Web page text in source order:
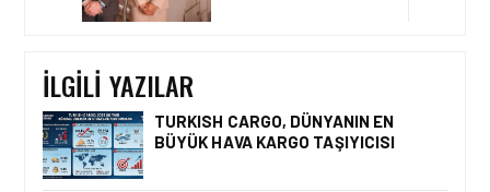
İLGILI YAZILAR
TURKISH CARGO, DÜNYANIN EN
BÜYÜK HAVA KARGO TAŞIYICISI